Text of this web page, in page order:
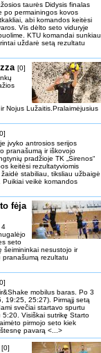
taurės Didysis finalas
po permainingos kovos
abi komandos keitėsi
Vis dėlto seto viduryje
KTU komandai sunkiau
uždarė setą rezultatu
[0]
Nojus Lužaitis.Pralaimėjusius
įvyko antrosios serijos
pranašumą ir iškovojo
pradžioje TK „Sirenos“
keitėsi rezultatyviomis
stabiliau, tiksliau užbaigė
veikė komandos
fėja
4
seto
šeimininkai nesustojo ir
rezultatu
mobilus baras. Po 3
19:25, 25:27). Pirmąjį setą
svečiai startavo spurtu
Visiškai sutrikę Starto
pirmojo seto kiek
pavarą <...>
[0]